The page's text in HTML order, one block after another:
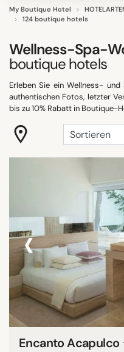
My Boutique Hotel
124 boutique hotels
Wellness-Spa-
boutique hotels
Erleben Sie ein Wellness-
authentischen Fotos, letzter
bis zu 10% Rabatt in Boutique-
Ferienhäuser
Alle anzeigen
UNTERKUNFTSTYP
"Coup de Coeur"
Auf dem Land
Best Hotels Mallorca
Best Ibiza 2025
Gastronomie
Nur für Erwachsene
HOTELAUSSTATTUNG
Balkon
Besprechungsraum
Blick auf den Eiffelturm
Familienzimmer
Fitness
‹
Encanto Acapulco